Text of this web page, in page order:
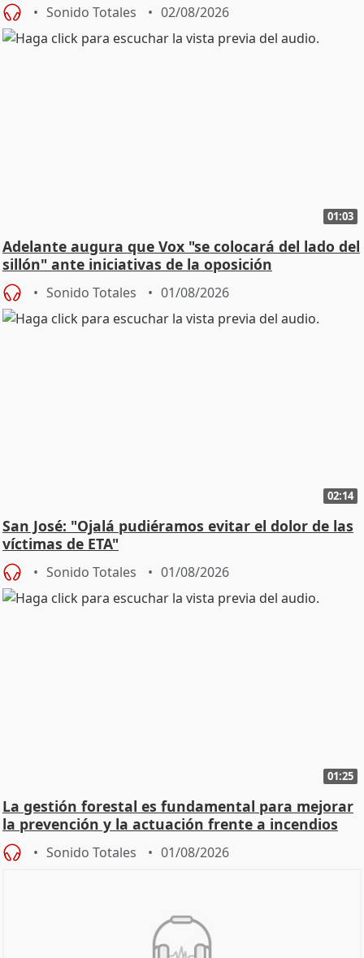
Sonido Totales 02/08/2026
01:03
Adelante augura que Vox "se colocará del lado del
sillón" ante iniciativas de la oposición
Sonido Totales 01/08/2026
02:14
San José: "Ojalá pudiéramos evitar el dolor de las
víctimas de ETA"
Sonido Totales 01/08/2026
01:25
La gestión forestal es fundamental para mejorar
la prevención y la actuación frente a incendios
Sonido Totales 01/08/2026